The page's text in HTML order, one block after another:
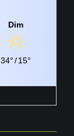
Dim
34°/15°